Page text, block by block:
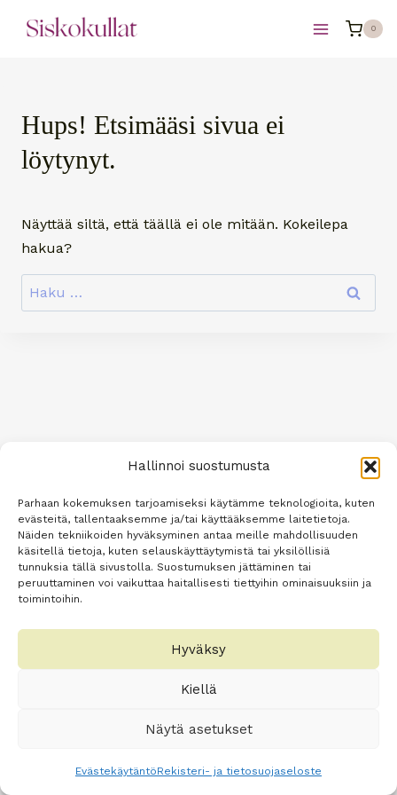
Hallinnoi suostumusta
Parhaan kokemuksen tarjoamiseksi käytämme teknologioita, kuten
evästeitä, tallentaaksemme ja/tai käyttääksemme laitetietoja.
Näiden tekniikoiden hyväksyminen antaa meille mahdollisuuden
käsitellä tietoja, kuten selauskäyttäytymistä tai yksilöllisiä
tunnuksia tällä sivustolla. Suostumuksen jättäminen tai
peruuttaminen voi vaikuttaa haitallisesti tiettyihin ominaisuuksiin ja
toimintoihin.
Hyväksy
Kiellä
Näytä asetukset
EvästekäytäntöRekisteri- ja tietosuojaseloste
sisältöön
0
Hups! Etsimääsi sivua ei
löytynyt.
Näyttää siltä, että täällä ei ole mitään. Kokeilepa
hakua?
Haku: